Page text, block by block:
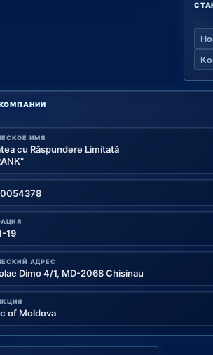
ИМЯ
cu Răspundere Limitată
19
АДРЕС
Dimo 4/1, MD-2068 Chisinau
of Moldova